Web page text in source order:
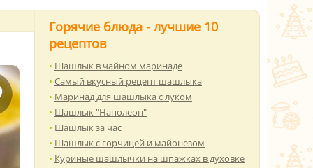
Горячие блюда - лучшие 10
рецептов
Шашлык в чайном маринаде
Самый вкусный рецепт шашлыка
Маринад для шашлыка с луком
Шашлык "Наполеон"
Шашлык за час
Шашлык с горчицей и майонезом
Куриные шашлычки на шпажках в духовке